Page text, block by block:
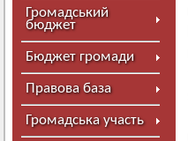
Громадський
бюджет
Бюджет громади
Правова база
Громадська участь